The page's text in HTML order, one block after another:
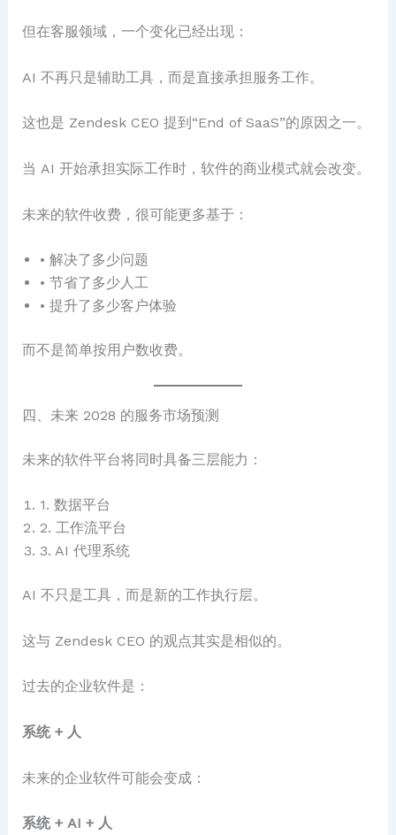
但在客服领域，一个变化已经出现：
AI 不再只是辅助工具，而是直接承担服务工作。
这也是 Zendesk CEO 提到“End of SaaS”的原因之一。
当 AI 开始承担实际工作时，软件的商业模式就会改变。
未来的软件收费，很可能更多基于：
• 解决了多少问题
• 节省了多少人工
• 提升了多少客户体验
而不是简单按用户数收费。
四、未来 2028 的服务市场预测
未来的软件平台将同时具备三层能力：
1. 数据平台
2. 工作流平台
3. AI 代理系统
AI 不只是工具，而是新的工作执行层。
这与 Zendesk CEO 的观点其实是相似的。
过去的企业软件是：
系统 + 人
未来的企业软件可能会变成：
系统 + AI + 人